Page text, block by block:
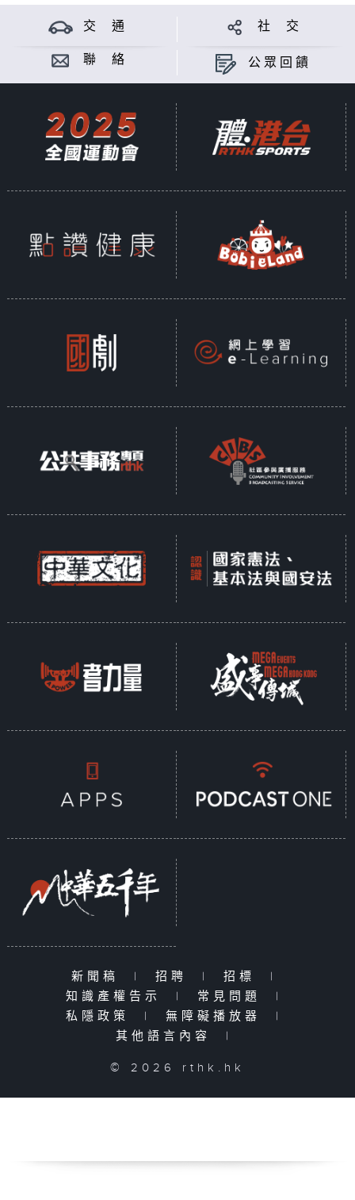
交 通 社 交
聯 絡 公眾回饋
新聞稿 | 招聘 | 招標
|
知識產權告示
| 常見問題
|
私隱政策
| 無障礙播放器
|
其他語言內容
|
© 2026 rthk.hk